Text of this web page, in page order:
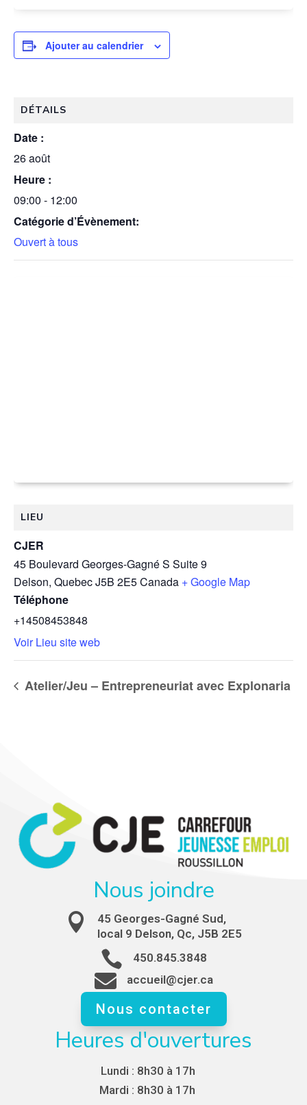
Ajouter au calendrier
DÉTAILS
Date :
26 août
Heure :
09:00 - 12:00
Catégorie d’Évènement:
Ouvert à tous
LIEU
CJER
45 Boulevard Georges-Gagné S Suite 9
Delson, QuebecJ5B 2E5Canada + Google Map
Téléphone
+14508453848
Voir Lieu site web
Atelier/Jeu – Entrepreneuriat avec Explonaria
Nous joindre

45 Georges-Gagné Sud,
local 9 Delson, Qc, J5B 2E5
 450.845.3848
 accueil@cjer.ca
Nous contacter
Heures d'ouvertures
Lundi : 8h30 à 17h
Mardi : 8h30 à 17h